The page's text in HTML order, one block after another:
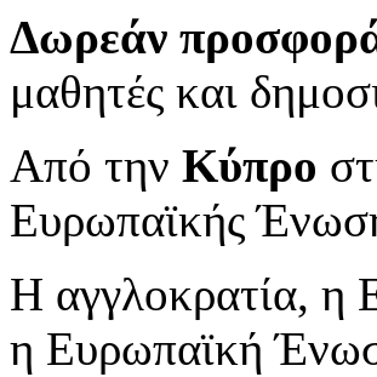
Δωρεάν
μαθητές και
Από την Κύπρο
Ευρωπαϊκής
Η αγγλοκρατία, η
η Ευρωπαϊκή